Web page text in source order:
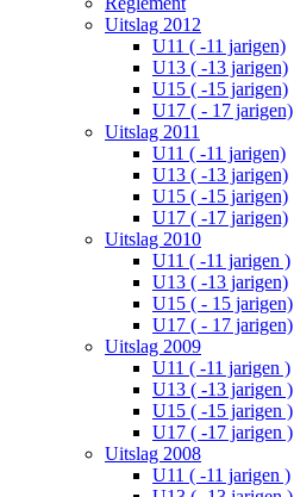
Uitslag 2012
U11 ( -11 jarigen)
U13 ( -13 jarigen)
U15 ( -15 jarigen)
U17 ( - 17 jarigen)
Uitslag 2011
U11 ( -11 jarigen)
U13 ( -13 jarigen)
U15 ( -15 jarigen)
U17 ( -17 jarigen)
Uitslag 2010
U11 ( -11 jarigen )
U13 ( -13 jarigen)
U15 ( - 15 jarigen)
U17 ( - 17 jarigen)
Uitslag 2009
U11 ( -11 jarigen )
U13 ( -13 jarigen )
U15 ( -15 jarigen )
U17 ( -17 jarigen )
Uitslag 2008
U11 ( -11 jarigen )